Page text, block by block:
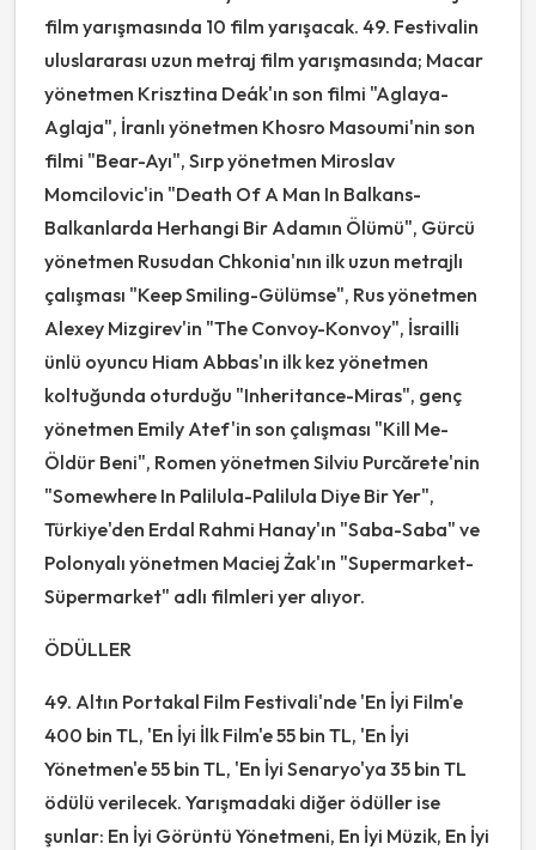
film yarışmasında 10 film yarışacak. 49. Festivalin
uluslararası uzun metraj film yarışmasında; Macar
yönetmen Krisztina Deák'ın son filmi "Aglaya-
Aglaja", İranlı yönetmen Khosro Masoumi'nin son
filmi "Bear-Ayı", Sırp yönetmen Miroslav
Momcilovic'in "Death Of A Man In Balkans-
Balkanlarda Herhangi Bir Adamın Ölümü", Gürcü
yönetmen Rusudan Chkonia'nın ilk uzun metrajlı
çalışması "Keep Smiling-Gülümse", Rus yönetmen
Alexey Mizgirev'in "The Convoy-Konvoy", İsrailli
ünlü oyuncu Hiam Abbas'ın ilk kez yönetmen
koltuğunda oturduğu "Inheritance-Miras", genç
yönetmen Emily Atef'in son çalışması "Kill Me-
Öldür Beni", Romen yönetmen Silviu Purcărete'nin
"Somewhere In Palilula-Palilula Diye Bir Yer",
Türkiye'den Erdal Rahmi Hanay'ın "Saba-Saba" ve
Polonyalı yönetmen Maciej Żak'ın "Supermarket-
Süpermarket" adlı filmleri yer alıyor.
ÖDÜLLER
49. Altın Portakal Film Festivali'nde 'En İyi Film'e
400 bin TL, 'En İyi İlk Film'e 55 bin TL, 'En İyi
Yönetmen'e 55 bin TL, 'En İyi Senaryo'ya 35 bin TL
ödülü verilecek. Yarışmadaki diğer ödüller ise
şunlar: En İyi Görüntü Yönetmeni, En İyi Müzik, En İyi